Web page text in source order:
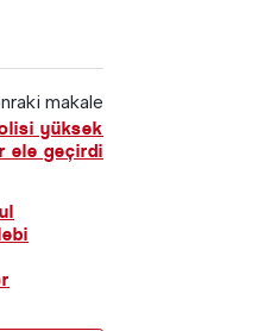
makale
yüksek
ele geçirdi